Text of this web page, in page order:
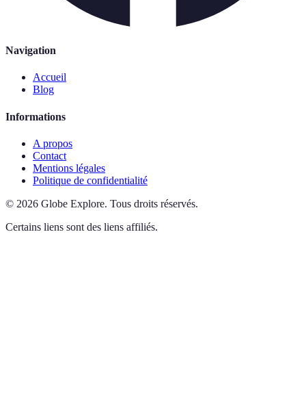
Navigation
Accueil
Blog
Informations
A propos
Contact
Mentions légales
Politique de confidentialité
© 2026 Globe Explore. Tous droits réservés.
Certains liens sont des liens affiliés.